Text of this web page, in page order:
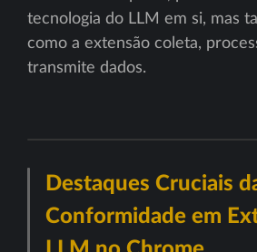
tecnologia do LLM em si, mas
como a extensão coleta,
transmite dados.
Destaques Cruciais
Conformidade em